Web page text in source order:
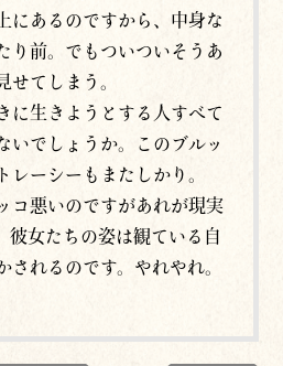
にあるのですから、中身な
り前。でもついついそうあ
せてしまう。
に生きようとする人すべて
いでしょうか。このブルッ
レーシーもまたしかり。
コ悪いのですがあれが現実
彼女たちの姿は観ている自
されるのです。やれやれ。